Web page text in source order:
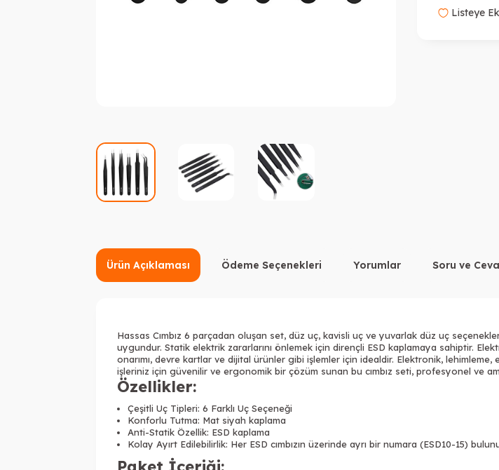
Listeye
Ürün Açıklaması Ödeme Seçenekleri Yorumlar Soru ve
Hassas Cımbız 6 parçadan oluşan set, düz uç, kavisli uç ve yuvarlak düz uç
uygundur. Statik elektrik zararlarını önlemek için dirençli ESD kaplamaya sahiptir.
onarımı, devre kartlar ve dijital ürünler gibi işlemler için idealdir. Elektronik,
işleriniz için güvenilir ve ergonomik bir çözüm sunan bu cımbız seti, profesyonel ve
Özellikler:
Çeşitli Uç Tipleri: 6 Farklı Uç Seçeneği
Konforlu Tutma: Mat siyah kaplama
Anti-Statik Özellik: ESD kaplama
Kolay Ayırt Edilebilirlik: Her ESD cımbızın üzerinde ayrı bir numara (ESD10-15)